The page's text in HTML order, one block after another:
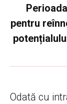
pentru
Odată cu